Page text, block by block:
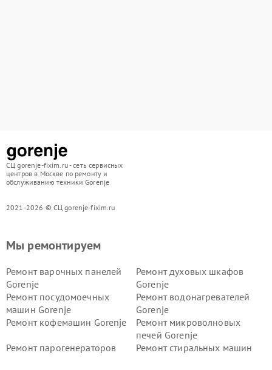
СЦ gorenje-fixim.ru - сеть сервисных
центров в Москве по ремонту и
обслуживанию техники Gorenje
2021-2026 © СЦ gorenje-fixim.ru
Мы ремонтируем
Ремонт варочных панелей
Gorenje
Ремонт духовых шкафов
Gorenje
Ремонт посудомоечных
машин Gorenje
Ремонт водонагревателей
Gorenje
Ремонт кофемашин Gorenje
Ремонт микроволновых
печей Gorenje
Ремонт парогенераторов
Ремонт стиральных машин